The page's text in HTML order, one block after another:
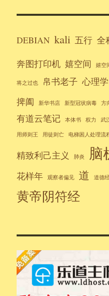
DEBIAN kali 五行 全
奔图打印机 嬉空间 嬉空
将之过也 帛书老子 心理学
捭阖 新华书店 新型冠状病毒 方
有道云笔记 本体书 权力 武
用师则王 用徒则亡 电梯困人处理流
精致利己主义 肺炎 脑
花样年 观察者偏见 道 道德
黄帝阴符经